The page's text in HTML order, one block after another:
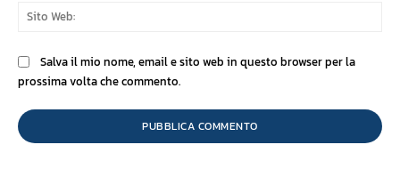
Salva il mio nome, email e sito web in questo browser per la
prossima volta che commento.